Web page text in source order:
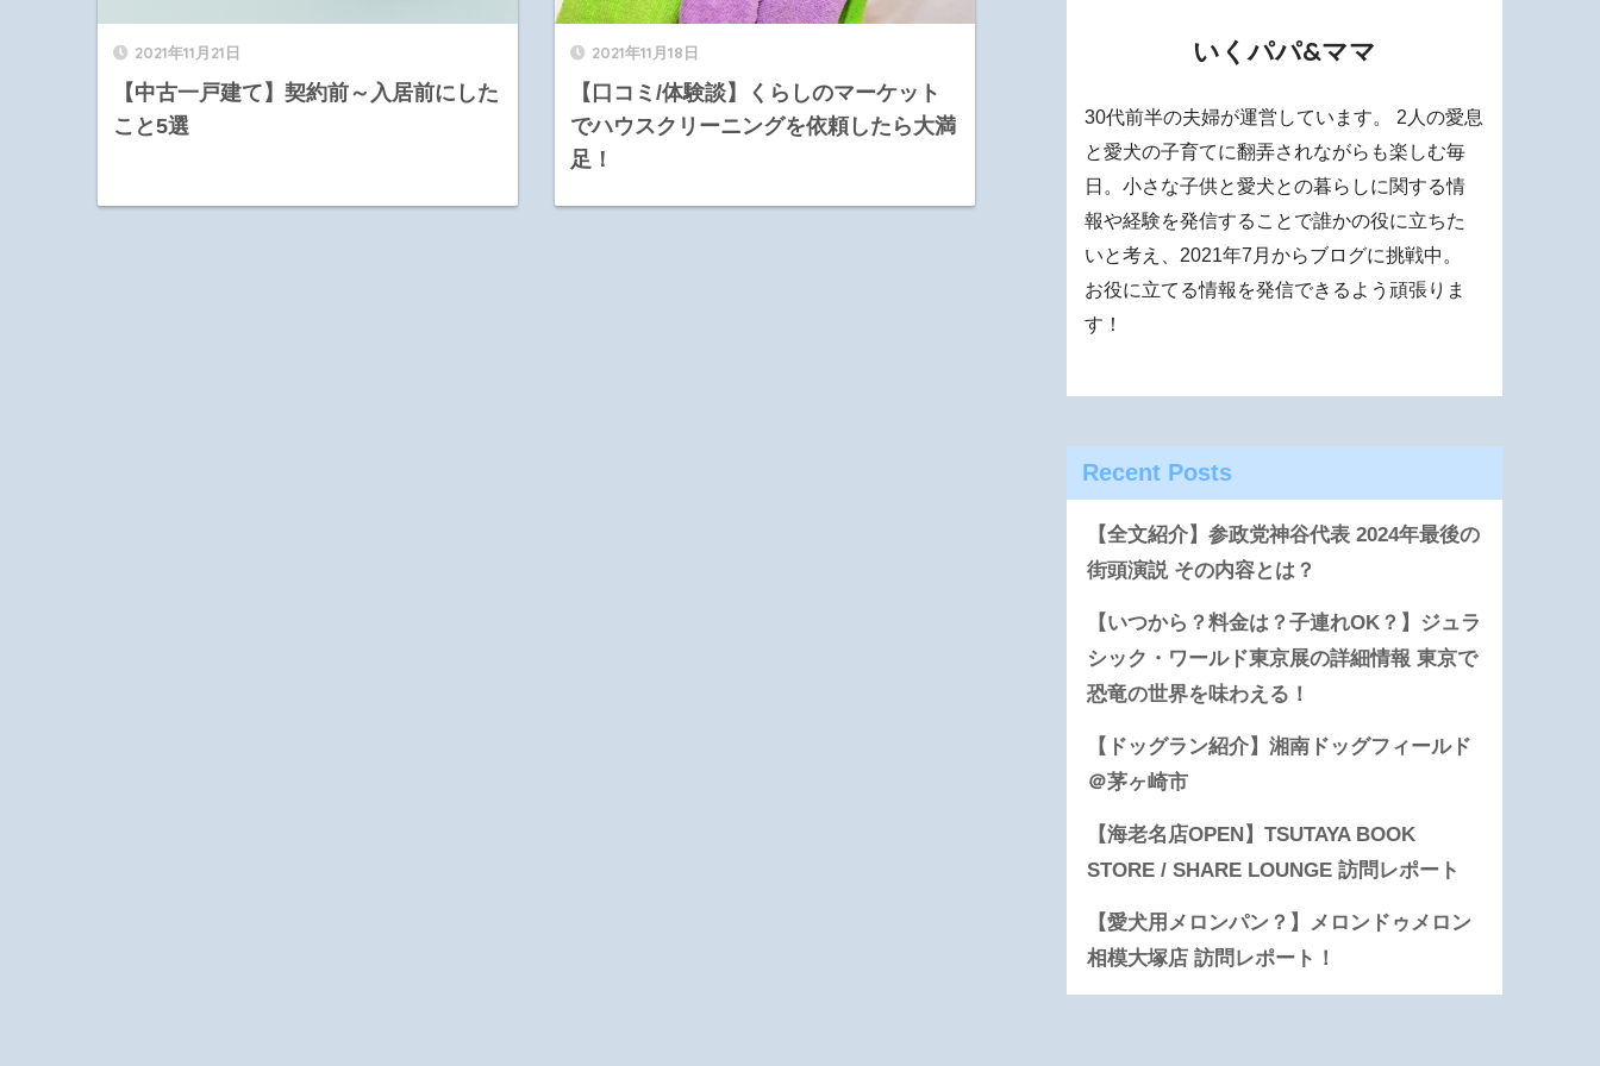
2021年11月21日
【中古一戸建て】契約前～入居前にした
こと5選
2021年11月18日
【口コミ/体験談】くらしのマーケット
でハウスクリーニングを依頼したら大満
足！
いくパパ&ママ
30代前半の夫婦が運営しています。 2人の愛息
と愛犬の子育てに翻弄されながらも楽しむ毎
日。小さな子供と愛犬との暮らしに関する情
報や経験を発信することで誰かの役に立ちた
いと考え、2021年7月からブログに挑戦中。
お役に立てる情報を発信できるよう頑張りま
す！
Recent Posts
【全文紹介】参政党神谷代表 2024年最後の
街頭演説 その内容とは？
【いつから？料金は？子連れOK？】ジュラ
シック・ワールド東京展の詳細情報 東京で
恐竜の世界を味わえる！
【ドッグラン紹介】湘南ドッグフィールド
＠茅ヶ崎市
【海老名店OPEN】TSUTAYA BOOK
STORE / SHARE LOUNGE 訪問レポート
【愛犬用メロンパン？】メロンドゥメロン
相模大塚店 訪問レポート！